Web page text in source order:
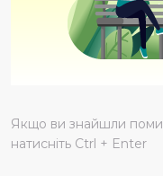
світлинами, на яких
письмового столу
який той чомусь забув
Олена в той час
мала фах бухгалтера.
Якщо ви знайшли
натисніть Ctrl + Enter